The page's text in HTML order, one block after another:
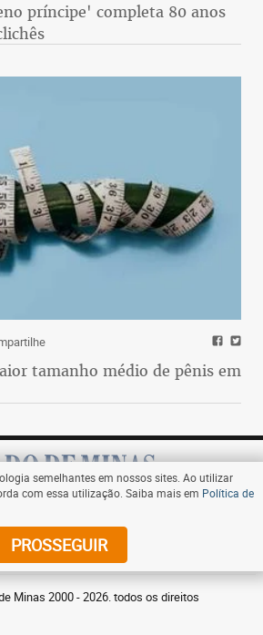
príncipe' completa 80 anos
tamanho médio de pênis em
Assine
Minas 2000 - 2026. todos os direitos
semelhantes em nossos sites. Ao utilizar
com essa utilização. Saiba mais em Política de
PROSSEGUIR